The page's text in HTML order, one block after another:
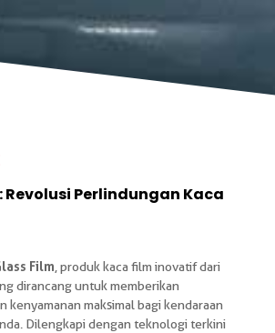
Revolusi Perlindungan Kaca
Film, produk kaca film inovatif dari
dirancang untuk memberikan
kenyamanan maksimal bagi kendaraan
Dilengkapi dengan teknologi terkini